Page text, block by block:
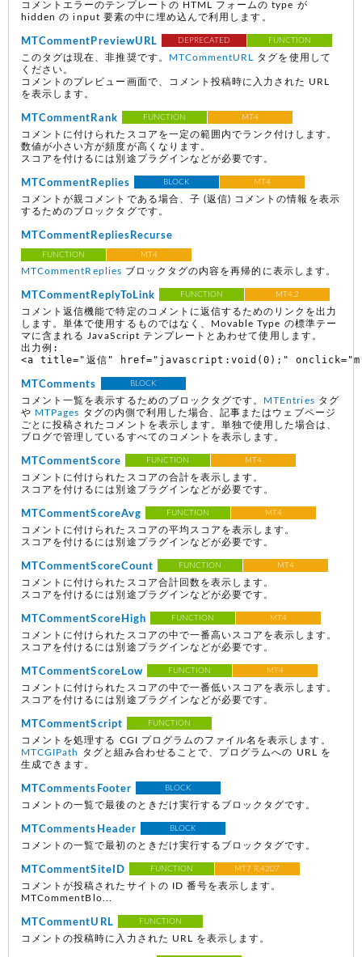
コメントエラーのテンプレートの HTML フォームの type が
hidden の input 要素の中に埋め込んで利用します。
MTCommentPreviewURL DEPRECATED FUNCTION
このタグは現在、非推奨です。 MTCommentURL タグを使用して
ください。
コメントのプレビュー画面で、コメント投稿時に入力された URL
を表示します。
MTCommentRank FUNCTION MT4
コメントに付けられたスコアを一定の範囲内でランク付けします。
数値が小さい方が頻度が高くなります。
スコアを付けるには別途プラグインなどが必要です。
MTCommentReplies BLOCK MT4
コメントが親コメントである場合、子 (返信) コメントの情報を表示
するためのブロックタグです。
MTCommentRepliesRecurse
FUNCTION MT4
MTCommentReplies ブロックタグの内容を再帰的に表示します。
MTCommentReplyToLink FUNCTION MT4.2
コメント返信機能で特定のコメントに返信するためのリンクを出力
します。単体で使用するものではなく、Movable Type の標準テー
マに含まれる JavaScript テンプレートとあわせて使用します。
出力例:
<a title="返信" href="javascript:void(0);"
MTComments BLOCK
コメント一覧を表示するためのブロックタグです。 MTEntries タグ
や MTPages タグの内側で利用した場合、記事またはウェブページ
ごとに投稿されたコメントを表示します。単独で使用した場合は、
ブログで管理しているすべてのコメントを表示します。
MTCommentScore FUNCTION MT4
コメントに付けられたスコアの合計を表示します。
スコアを付けるには別途プラグインなどが必要です。
MTCommentScoreAvg FUNCTION MT4
コメントに付けられたスコアの平均スコアを表示します。
スコアを付けるには別途プラグインなどが必要です。
MTCommentScoreCount FUNCTION MT4
コメントに付けられたスコア合計回数を表示します。
スコアを付けるには別途プラグインなどが必要です。
MTCommentScoreHigh FUNCTION MT4
コメントに付けられたスコアの中で一番高いスコアを表示します。
スコアを付けるには別途プラグインなどが必要です。
MTCommentScoreLow FUNCTION MT4
コメントに付けられたスコアの中で一番低いスコアを表示します。
スコアを付けるには別途プラグインなどが必要です。
MTCommentScript FUNCTION
コメントを処理する CGI プログラムのファイル名を表示します。
MTCGIPath
タグと組み合わせることで、プログラムへの URL を
生成できます。
MTCommentsFooter BLOCK
コメントの一覧で最後のときだけ実行するブロックタグです。
MTCommentsHeader BLOCK
コメントの一覧で最初のときだけ実行するブロックタグです。
MTCommentSiteID FUNCTION MT7 R.4207
コメントが投稿されたサイトの ID 番号を表示します。
MTCommentBlo...
MTCommentURL FUNCTION
コメントの投稿時に入力された URL を表示します。